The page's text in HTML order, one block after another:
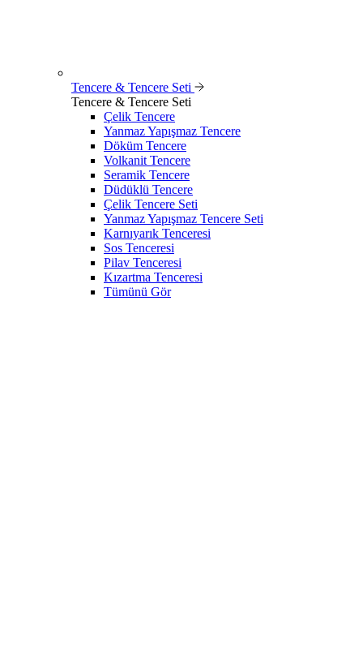
Tencere & Tencere Seti
Tencere & Tencere Seti
Çelik Tencere
Yanmaz Yapışmaz Tencere
Döküm Tencere
Volkanit Tencere
Seramik Tencere
Düdüklü Tencere
Çelik Tencere Seti
Yanmaz Yapışmaz Tencere Seti
Karnıyarık Tenceresi
Sos Tenceresi
Pilav Tenceresi
Kızartma Tenceresi
Tümünü Gör